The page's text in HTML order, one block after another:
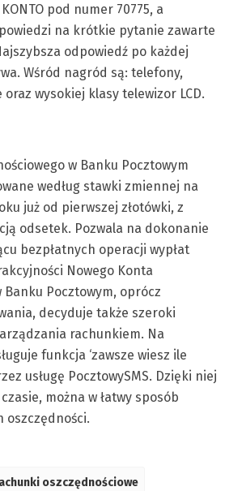
pod numer 70775, a
na krótkie pytanie zawarte
odpowiedź po każdej
Wśród nagród są: telefony,
wysokiej klasy telewizor LCD.
w Banku Pocztowym
według stawki zmiennej na
już od pierwszej złotówki, z
odsetek. Pozwala na dokonanie
bezpłatnych operacji wypłat
Nowego Konta
Banku Pocztowym, oprócz
decyduje także szeroki
rachunkiem. Na
funkcja ‘zawsze wiesz ile
usługę PocztowySMS. Dzięki niej
można w łatwy sposób
oszczędności.
oszczędnościowe